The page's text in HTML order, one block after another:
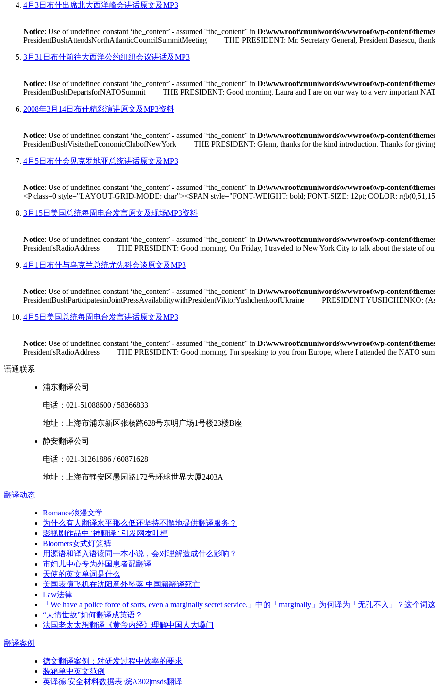
4月3日布什出席北大西洋峰会讲话原文及MP3
Notice: Use of undefined constant ‘the_content’ - assumed '‘the_content’' in D:\wwwroot\cnuniwords\wwwroot\wp-
PresidentBushAttendsNorthAtlanticCouncilSummitMeeting THE PRESIDENT: Mr. Secretary General, President Basescu,
3月31日布什前往大西洋公约组织会议讲话及MP3
Notice: Use of undefined constant ‘the_content’ - assumed '‘the_content’' in D:\wwwroot\cnuniwords\wwwroot\wp-
PresidentBushDepartsforNATOSummit THE PRESIDENT: Good morning. Laura and I are on our way to a very important
2008年3月14日布什精彩演讲原文及MP3资料
Notice: Use of undefined constant ‘the_content’ - assumed '‘the_content’' in D:\wwwroot\cnuniwords\wwwroot\wp-
PresidentBushVisitstheEconomicClubofNewYork THE PRESIDENT: Glenn, thanks for the kind introduction. Thanks for giving
4月5日布什会见克罗地亚总统讲话原文及MP3
Notice: Use of undefined constant ‘the_content’ - assumed '‘the_content’' in D:\wwwroot\cnuniwords\wwwroot\wp-
<P class=0 style="LAYOUT-GRID-MODE: char"><SPAN style="FONT-WEIGHT: bold; FONT-SIZE: 12pt; COLOR:
3月15日美国总统每周电台发言原文及现场MP3资料
Notice: Use of undefined constant ‘the_content’ - assumed '‘the_content’' in D:\wwwroot\cnuniwords\wwwroot\wp-
President'sRadioAddress THE PRESIDENT: Good morning. On Friday, I traveled to New York City to talk about the state of
4月1日布什与乌克兰总统尤先科会谈原文及MP3
Notice: Use of undefined constant ‘the_content’ - assumed '‘the_content’' in D:\wwwroot\cnuniwords\wwwroot\wp-
PresidentBushParticipatesinJointPressAvailabilitywithPresidentViktorYushchenkoofUkraine PRESIDENT YUSHCHENKO: (As
4月5日美国总统每周电台发言讲话原文及MP3
Notice: Use of undefined constant ‘the_content’ - assumed '‘the_content’' in D:\wwwroot\cnuniwords\wwwroot\wp-
President'sRadioAddress THE PRESIDENT: Good morning. I'm speaking to you from Europe, where I attended the NATO
语通联系
浦东翻译公司
电话： 021-51088600 / 58366833
地址： 上海市浦东新区张杨路628号东明广场1号楼23楼B座
静安翻译公司
电话： 021-31261886 /60871628
地址： 上海市静安区愚园路172号环球世界大厦2403A
翻译动态
Romance浪漫文学
为什么有人翻译水平那么低还坚持不懈地提供翻译服务？
影视剧作品中“神翻译” 引发网友吐槽
Bloomers女式灯笼裤
用源语和译入语读同一本小说，会对理解造成什么影响？
市妇儿中心专为外国患者配翻译
天使的英文单词是什么
美国表演飞机在沈阳意外坠落 中国籍翻译死亡
Law法律
「We have a police force of sorts, even a marginally secret service.」中的「marginally」为何译为「无孔不入」？这个词
“人情世故”如何翻译成英语？
法国老太太想翻译《黄帝内经》理解中国人大嗓门
翻译案例
德文翻译案例：对研发过程中效率的要求
装箱单中英文范例
英译德:安全材料数据表 烷A302|msds翻译